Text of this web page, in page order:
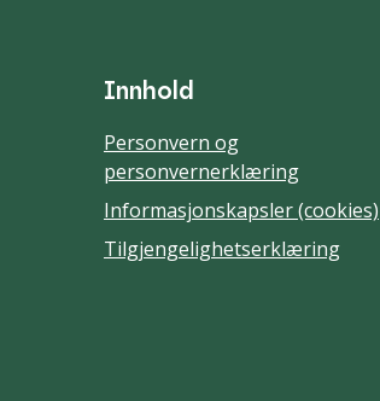
Innhold
Personvern og
personvernerklæring
Informasjonskapsler (cookies)
Tilgjengelighetserklæring